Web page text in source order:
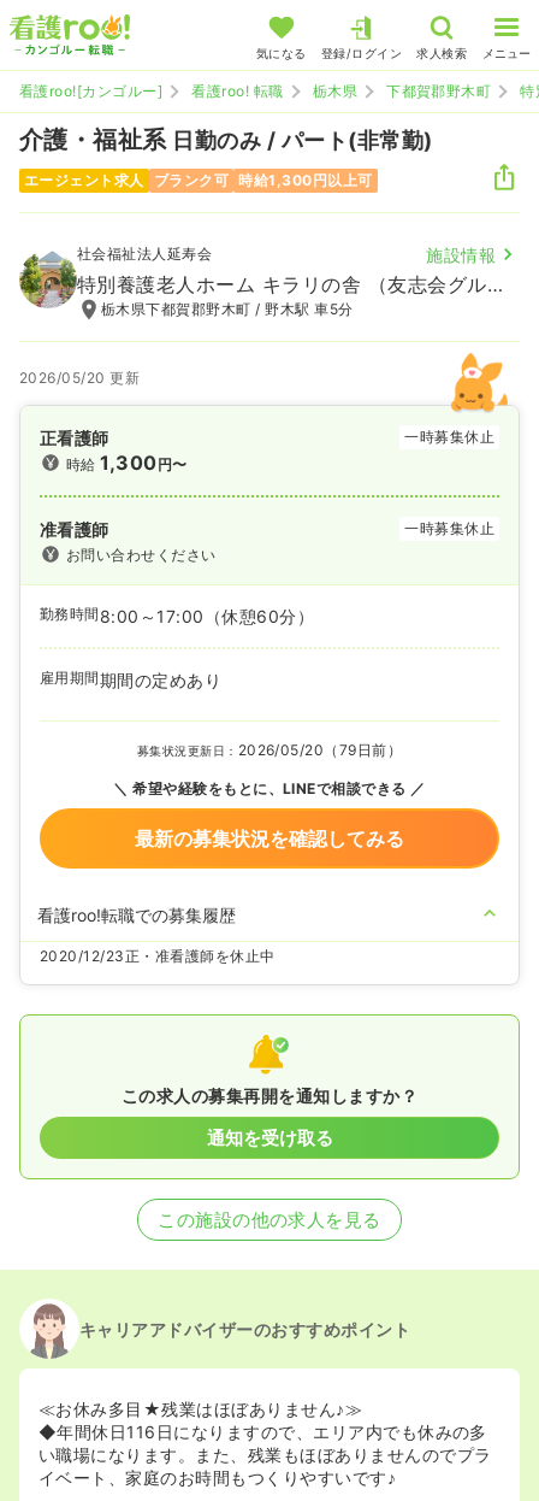
気になる 登録/ログイン 求人検索 メニュー
看護roo![カンゴルー] 看護roo! 転職 栃木県 下都賀郡野木町 特
介護・福祉系 日勤のみ / パート(非常勤)
エージェント求人 ブランク可 時給1,300円以上可
社会福祉法人延寿会 施設情報
特別養護老人ホーム キラリの舎 （友志会グループ）
栃木県下都賀郡野木町 / 野木駅 車5分
2026/05/20 更新
正看護師
一時募集休止
時給1,300円〜
准看護師
一時募集休止
お問い合わせください
勤務時間 8:00～17:00 （休憩60分）
雇用期間期間の定めあり
募集状況更新日： 2026/05/20（79日前）
希望や経験をもとに、LINEで相談できる
最新の募集状況を確認してみる
看護roo!転職での募集履歴
2020/12/23正・准看護師を休止中
この求人の募集再開を通知しますか？
通知を受け取る
この施設の他の求人を見る
キャリアアドバイザーのおすすめポイント
≪お休み多目★残業はほぼありません♪≫
◆年間休日116日になりますので、エリア内でも休みの多
い職場になります。また、残業もほぼありませんのでプラ
イベート、家庭のお時間もつくりやすいです♪